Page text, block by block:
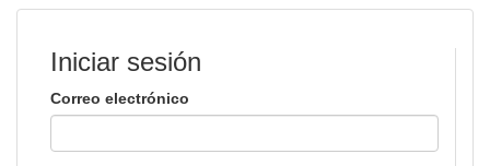
Iniciar sesión
Correo electrónico